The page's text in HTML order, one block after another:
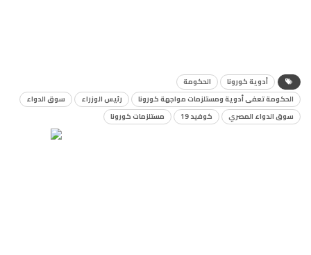
أدوية كورونا
الحكومة
الحكومة تعفى أدوية ومستلزمات مواجهة كورونا
رئيس الوزراء
سوق الدواء
سوق الدواء المصري
كوفيد 19 مستلزمات كورونا